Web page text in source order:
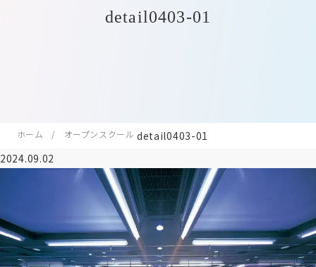
detail0403-01
ホーム オープンスクール detail0403-01
2024.09.02